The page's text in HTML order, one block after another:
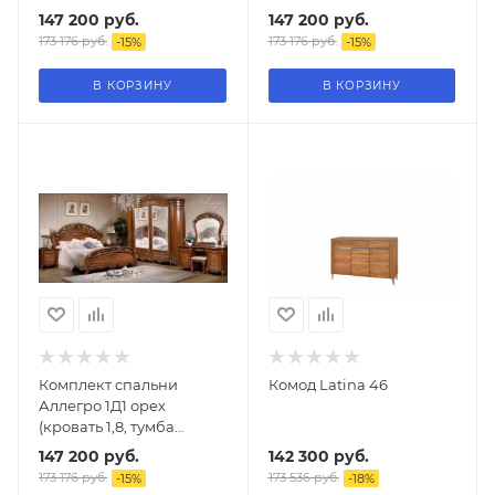
147 200 руб.
173 176руб. -15%
В КОРЗИНУ
147 200 руб.
173 176руб. -15%
В КОРЗИНУ
Комплект спальни
Аллегро 1Д1 орех
(кровать 1,8, тумба
прикроватная 2 шт.,
туалетный стол с
зеркалом, шкаф 6-и
147 200 руб.
173 176руб. -15%
Комод Latina 46
142 300 руб.
173 536руб. -18%